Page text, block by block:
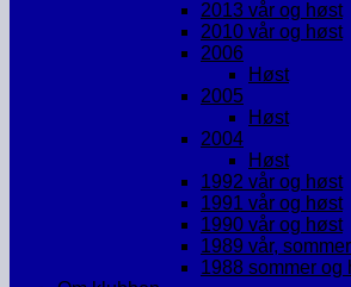
2013 vår og høst
2010 vår og høst
2006
Høst
2005
Høst
2004
Høst
1992 vår og høst
1991 vår og høst
1990 vår og høst
1989 vår,
1988 sommer og